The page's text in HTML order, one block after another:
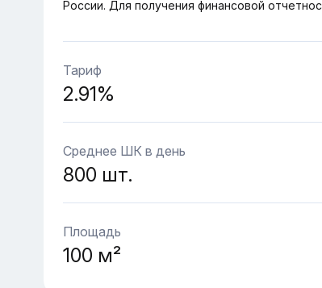
России. Для получения финансовой
Тариф
2.91%
Среднее ШК в день
800 шт.
Площадь
100 м²